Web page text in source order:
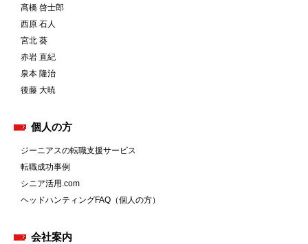
髙橋 啓士郎
西原 石人
宮北 葵
赤岩 直紀
泉本 隆治
後藤 大暁
個人の方
ジーニアスの転職支援サービス
転職成功事例
シニア活用.com
ヘッドハンティングFAQ（個人の方）
会社案内